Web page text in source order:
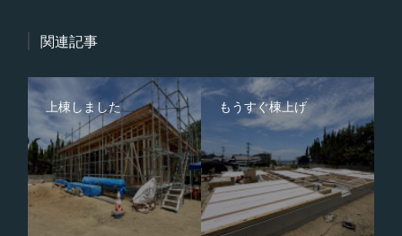
関連記事
上棟しました もうすぐ棟上げ